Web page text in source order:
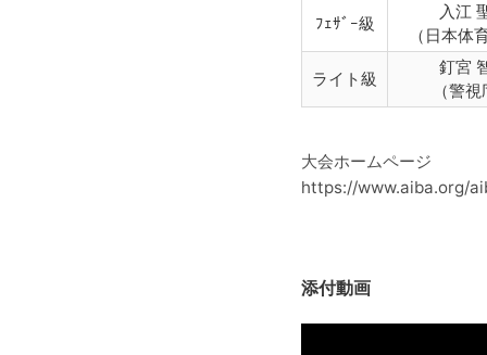
ﾌｪｻﾞｰ級
入江
（日本体
ライト級
釘宮
（警
大会ホームページ
https://www.aiba.org/
添付動画